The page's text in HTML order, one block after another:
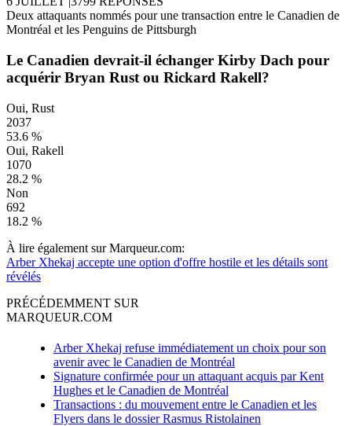
Deux attaquants nommés pour une transaction entre le Canadien de
Montréal et les Penguins de Pittsburgh
Le Canadien devrait-il échanger Kirby Dach pour
acquérir Bryan Rust ou Rickard Rakell?
Oui, Rust
2037
53.6 %
Oui, Rakell
1070
28.2 %
Non
692
18.2 %
À lire également sur Marqueur.com:
Arber Xhekaj accepte une option d'offre hostile et les détails sont
révélés
PRÉCÉDEMMENT SUR
MARQUEUR.COM
Arber Xhekaj refuse immédiatement un choix pour son
avenir avec le Canadien de Montréal
Signature confirmée pour un attaquant acquis par Kent
Hughes et le Canadien de Montréal
Transactions : du mouvement entre le Canadien et les
Flyers dans le dossier Rasmus Ristolainen